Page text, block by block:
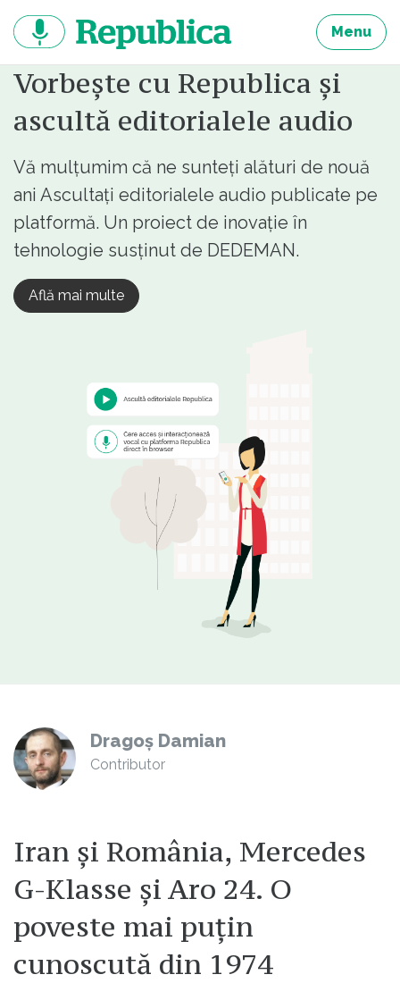
continut
Menu
Vorbește cu Republica și
ascultă editorialele audio
Vă mulțumim că ne sunteți alături de nouă
ani Ascultați editorialele audio publicate pe
platformă. Un proiect de inovație în
tehnologie susținut de DEDEMAN.
Află mai multe
Dragoș Damian
Contributor
Iran și România, Mercedes
G-Klasse și Aro 24. O
poveste mai puțin
cunoscută din 1974